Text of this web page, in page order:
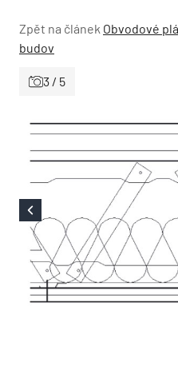
Zpět na článek Obvodové
budov
3 / 5